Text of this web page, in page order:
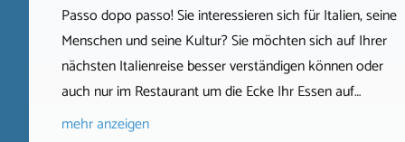
Passo dopo passo! Sie interessieren sich für Italien, seine
Menschen und seine Kultur? Sie möchten sich auf Ihrer
nächsten Italienreise besser verständigen können oder
auch nur im Restaurant um die Ecke Ihr Essen auf…
mehr anzeigen